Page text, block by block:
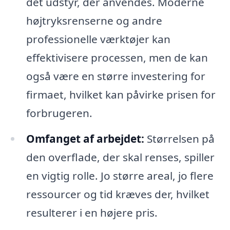
højtryksrenserne og andre
professionelle værktøjer kan
effektivisere processen, men de kan
også være en større investering for
firmaet, hvilket kan påvirke prisen for
forbrugeren.
Omfanget af arbejdet: Størrelsen på
den overflade, der skal renses, spiller
en vigtig rolle. Jo større areal, jo flere
ressourcer og tid kræves der, hvilket
resulterer i en højere pris.